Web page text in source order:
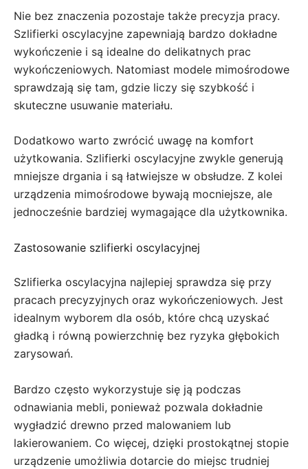
Nie bez znaczenia pozostaje także precyzja pracy.
Szlifierki oscylacyjne zapewniają bardzo dokładne
wykończenie i są idealne do delikatnych prac
wykończeniowych. Natomiast modele mimośrodowe
sprawdzają się tam, gdzie liczy się szybkość i
skuteczne usuwanie materiału.
Dodatkowo warto zwrócić uwagę na komfort
użytkowania. Szlifierki oscylacyjne zwykle generują
mniejsze drgania i są łatwiejsze w obsłudze. Z kolei
urządzenia mimośrodowe bywają mocniejsze, ale
jednocześnie bardziej wymagające dla użytkownika.
Zastosowanie szlifierki oscylacyjnej
Szlifierka oscylacyjna najlepiej sprawdza się przy
pracach precyzyjnych oraz wykończeniowych. Jest
idealnym wyborem dla osób, które chcą uzyskać
gładką i równą powierzchnię bez ryzyka głębokich
zarysowań.
Bardzo często wykorzystuje się ją podczas
odnawiania mebli, ponieważ pozwala dokładnie
wygładzić drewno przed malowaniem lub
lakierowaniem. Co więcej, dzięki prostokątnej stopie
urządzenie umożliwia dotarcie do miejsc trudniej